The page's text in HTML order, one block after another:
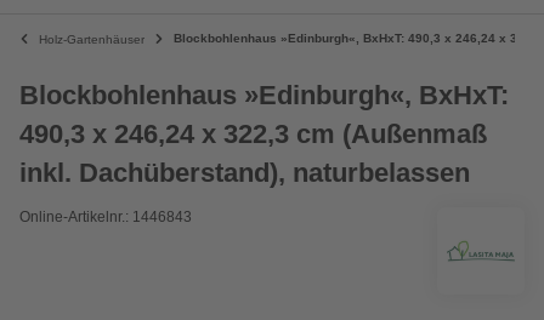
Holz-Gartenhäuser Blockbohlenhaus »Edinburgh«, BxHxT: 490,3 x 246,24 x
Blockbohlenhaus »Edinburgh«, BxHxT:
490,3 x 246,24 x 322,3 cm (Außenmaß
inkl. Dachüberstand), naturbelassen
Online-Artikelnr.: 1446843